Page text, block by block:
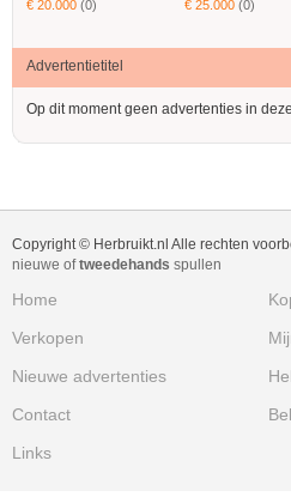
€ 20.000 (0)
€ 25.000 (0)
Advertentietitel
Op dit moment geen advertenties in
Copyright © Herbruikt.nl Alle rechten
nieuwe oftweedehands spullen
Home
Verkopen
Nieuwe advertenties
Contact
Links